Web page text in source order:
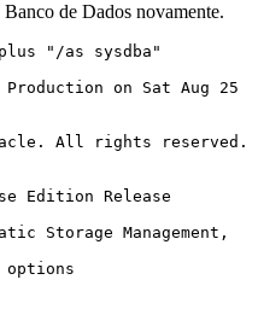
de Dados novamente.
"/as sysdba"
on Sat Aug 25
All rights reserved.
Edition Release
Storage Management,
options